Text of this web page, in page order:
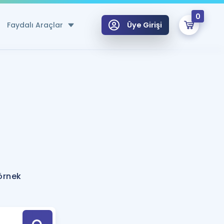
Faydalı Araçlar
Hesaplama Aracı
için Öneriler
Tek Takvimde
Üye Girişi
0